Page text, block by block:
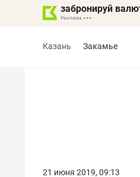
забронируй
Казань Закамье
21 июня 2019, 09:13